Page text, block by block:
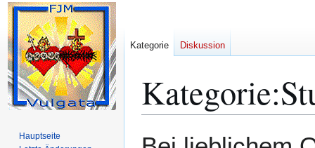
Kategorie:
Kategorie Diskussion
Hauptseite